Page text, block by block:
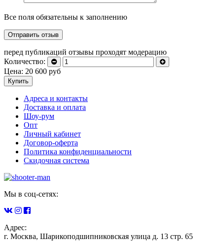
Все поля обязательны к заполнению
перед публикаций отзывы проходят модерацию
Количество:
Цена: 20 600 руб
Купить
Адреса и контакты
Доставка и оплата
Шоу-рум
Опт
Личный кабинет
Договор-оферта
Политика конфиденциальности
Скидочная система
Мы в соц-сетях:
Адрес:
г. Москва, Шарикоподшипниковская улица д. 13 стр. 65